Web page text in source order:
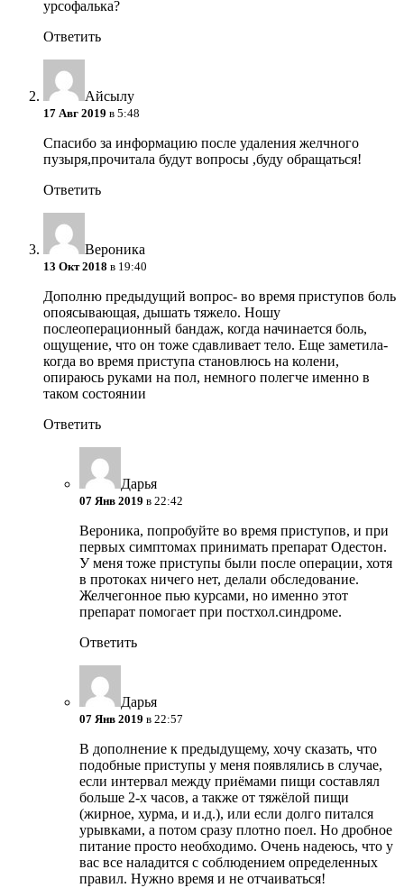
урсофалька?
Ответить
Айсылу
17 Авг 2019 в 5:48
Спасибо за информацию после удаления желчного
пузыря,прочитала будут вопросы ,буду обращаться!
Ответить
Вероника
13 Окт 2018 в 19:40
Дополню предыдущий вопрос- во время приступов боль
опоясывающая, дышать тяжело. Ношу
послеоперационный бандаж, когда начинается боль,
ощущение, что он тоже сдавливает тело. Еще заметила-
когда во время приступа становлюсь на колени,
опираюсь руками на пол, немного полегче именно в
таком состоянии
Ответить
Дарья
07 Янв 2019 в 22:42
Вероника, попробуйте во время приступов, и при
первых симптомах принимать препарат Одестон.
У меня тоже приступы были после операции, хотя
в протоках ничего нет, делали обследование.
Желчегонное пью курсами, но именно этот
препарат помогает при постхол.синдроме.
Ответить
Дарья
07 Янв 2019 в 22:57
В дополнение к предыдущему, хочу сказать, что
подобные приступы у меня появлялись в случае,
если интервал между приёмами пищи составлял
больше 2-х часов, а также от тяжёлой пищи
(жирное, хурма, и и.д.), или если долго питался
урывками, а потом сразу плотно поел. Но дробное
питание просто необходимо. Очень надеюсь, что у
вас все наладится с соблюдением определенных
правил. Нужно время и не отчаиваться!